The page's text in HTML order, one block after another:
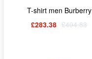
T-shirt men Burberry
£283.38 £404.83